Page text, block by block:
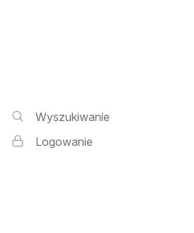
Wyszukiwarka i logowanie
Wyszukiwanie
Logowanie